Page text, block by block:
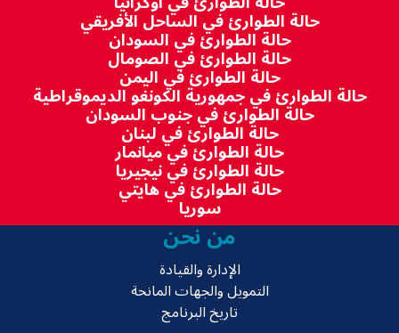
حالة الطوارئ في الساحل الأفريقي
حالة الطوارئ في السودان
حالة الطوارئ في الصومال
حالة الطوارئ في اليمن
حالة الطوارئ في جمهورية الكونغو الديموقراطية
حالة الطوارئ في جنوب السودان
حالة الطوارئ في لبنان
حالة الطوارئ في ميانمار
حالة الطوارئ في نيجيريا
حالة الطوارئ في هايتي
سوريا
من نحن
الإدارة والقيادة
التمويل والجهات المانحة
تاريخ البرنامج